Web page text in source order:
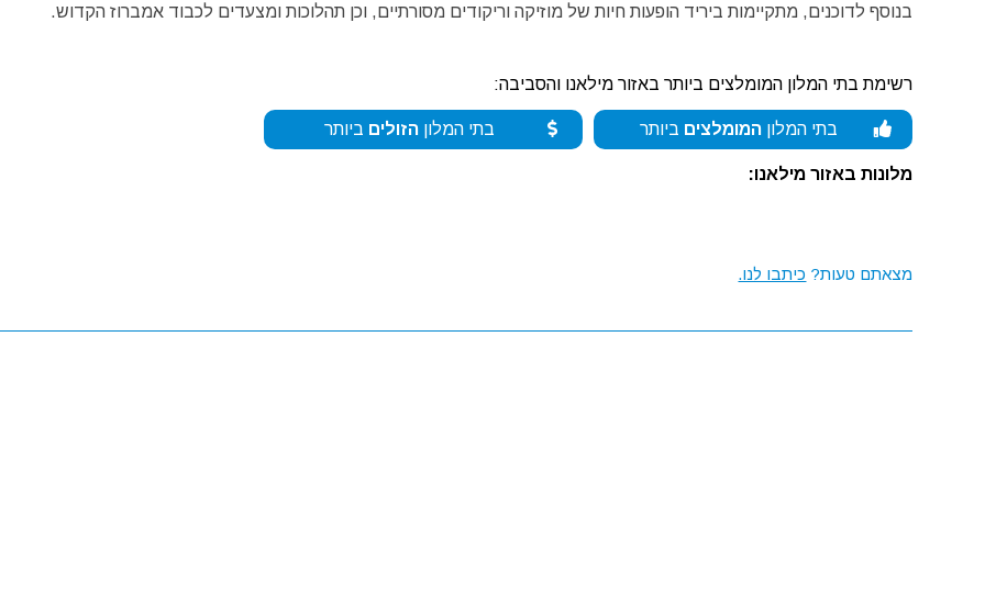
בנוסף לדוכנים, מתקיימות ביריד הופעות חיות של מוזיקה וריקודים מסורתיים, וכן תהלוכות ומצעדים לכבוד אמברוז הקדוש.
רשימת בתי המלון המומלצים ביותר באזור מילאנו והסביבה:
בתי המלון המומלצים ביותר בתי המלוןהזולים ביותר
מלונות באזור מילאנו:
מצאתם טעות? כיתבו לנו.